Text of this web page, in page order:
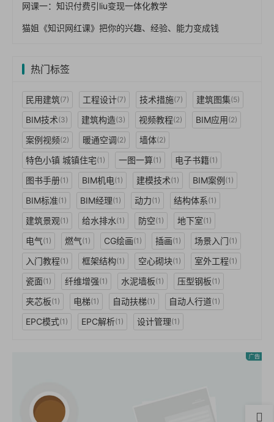
网课一：知识付费引liu变现一体化教学
猫姐《知识网红课》把你的兴趣、经验、能力变成钱
热门标签
民用建筑(7) 工程设计(7) 技术措施(7) 建筑图集(5)
BIM技术(3) 建筑构造(3) 视频教程(2) BIM应用(2)
案例视频(2) 暖通空调(2) 墙体(2)
特色小镇 城镇住宅(1) 一图一算(1) 电子书籍(1)
图书手册(1) BIM机电(1) 建模技术(1) BIM案例(1)
BIM标准(1) BIM经理(1) 动力(1) 结构体系(1)
建筑景观(1) 给水排水(1) 防空(1) 地下室(1)
电气(1) 燃气(1) CG绘画(1) 插画(1) 场景入门(1)
入门教程(1) 框架结构(1) 空心砌块(1) 室外工程(1)
瓷面(1) 纤维增强(1) 水泥墙板(1) 压型钢板(1)
夹芯板(1) 电梯(1) 自动扶梯(1) 自动人行道(1)
EPC模式(1) EPC解析(1) 设计管理(1)